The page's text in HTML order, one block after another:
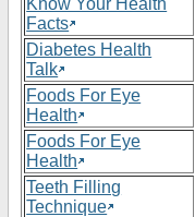
Facts
Diabetes Health
Talk
Foods For Eye
Health
Foods For Eye
Health
Teeth Filling
Technique